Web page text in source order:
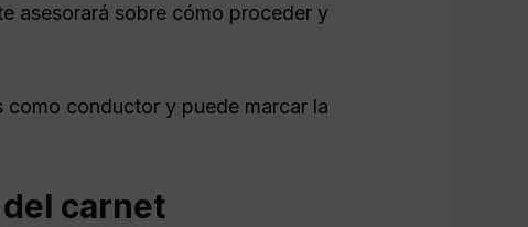
asesorará sobre cómo proceder y
conductor y puede marcar la
carnet